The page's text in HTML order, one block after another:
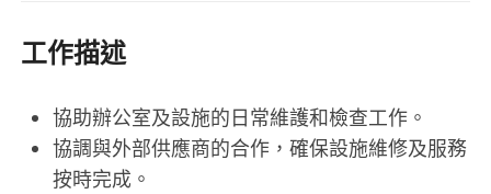
工作描述
協助辦公室及設施的日常維護和檢查工作。
協調與外部供應商的合作，確保設施維修及服務
按時完成。